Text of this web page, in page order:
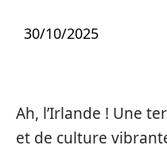
30/10/2025
Ah, l’Irlande ! Une
et de culture